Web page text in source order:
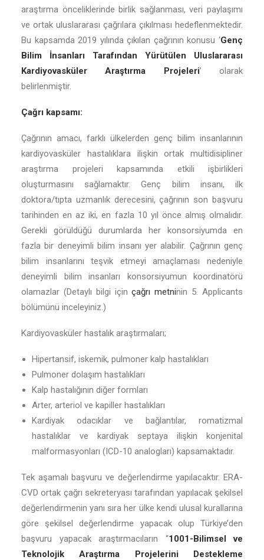
araştırma önceliklerinde birlik sağlanması, veri paylaşımı
ve ortak uluslararası çağrılara çıkılması hedeflenmektedir.
Bu kapsamda 2019 yılında çıkılan çağrının konusu ‘Genç
Bilim İnsanları Tarafından Yürütülen Uluslararası
Kardiyovasküler Araştırma Projeleri’ olarak
belirlenmiştir.
Çağrı kapsamı:
Çağrının amacı, farklı ülkelerden genç bilim insanlarının
kardiyovasküler hastalıklara ilişkin ortak multidisipliner
araştırma projeleri kapsamında etkili işbirlikleri
oluşturmasını sağlamaktır. Genç bilim insanı, ilk
doktora/tıpta uzmanlık derecesini, çağrının son başvuru
tarihinden en az iki, en fazla 10 yıl önce almış olmalıdır.
Gerekli görüldüğü durumlarda her konsorsiyumda en
fazla bir deneyimli bilim insanı yer alabilir. Çağrının genç
bilim insanlarını teşvik etmeyi amaçlaması nedeniyle
deneyimli bilim insanları konsorsiyumun koordinatörü
olamazlar (Detaylı bilgi içinçağrı metninin 5. Applicants
bölümünü inceleyiniz.)
Kardiyovasküler hastalık araştırmaları;
Hipertansif, iskemik, pulmoner kalp hastalıkları
Pulmoner dolaşım hastalıkları
Kalp hastalığının diğer formları
Arter, arteriol ve kapiller hastalıkları
Kardiyak odacıklar ve bağlantılar, romatizmal
hastalıklar ve kardiyak septaya ilişkin konjenital
malformasyonları (ICD-10 analogları) kapsamaktadır.
Tek aşamalı başvuru ve değerlendirme yapılacaktır. ERA-
CVD ortak çağrı sekreteryası tarafından yapılacak şekilsel
değerlendirmenin yanı sıra her ülke kendi ulusal kurallarına
göre şekilsel değerlendirme yapacak olup Türkiye’den
başvuru yapacak araştırmacıların “1001-Bilimsel ve
Teknolojik Araştırma Projelerini Destekleme